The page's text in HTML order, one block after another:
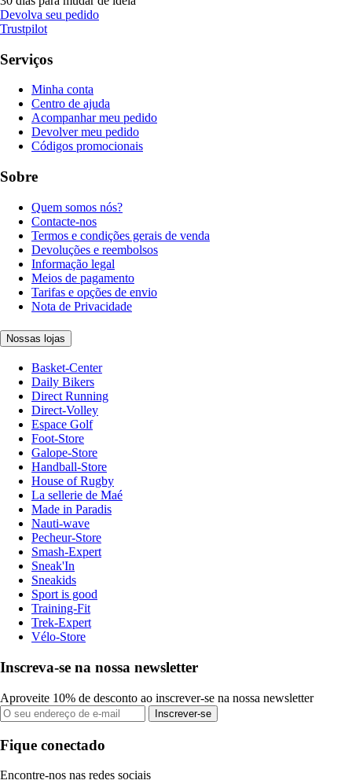
Devolva seu pedido
Trustpilot
Serviços
Minha conta
Centro de ajuda
Acompanhar meu pedido
Devolver meu pedido
Códigos promocionais
Sobre
Quem somos nós?
Contacte-nos
Termos e condições gerais de venda
Devoluções e reembolsos
Informação legal
Meios de pagamento
Tarifas e opções de envio
Nota de Privacidade
Nossas lojas
Basket-Center
Daily Bikers
Direct Running
Direct-Volley
Espace Golf
Foot-Store
Galope-Store
Handball-Store
House of Rugby
La sellerie de Maé
Made in Paradis
Nauti-wave
Pecheur-Store
Smash-Expert
Sneak'In
Sneakids
Sport is good
Training-Fit
Trek-Expert
Vélo-Store
Inscreva-se na nossa newsletter
Aproveite 10% de desconto ao inscrever-se na nossa newsletter
Inscrever-se
Fique conectado
Encontre-nos nas redes sociais